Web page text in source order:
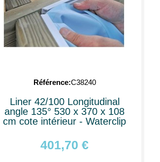
Référence C38240
Liner 42/100 Longitudinal
angle 135° 530 x 370 x 108
cm cote intérieur - Waterclip
401,70 €